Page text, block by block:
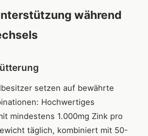
während
setzen auf bewährte
Hochwertiges
mindestens 1.000mg Zink pro
täglich, kombiniert mit 50-